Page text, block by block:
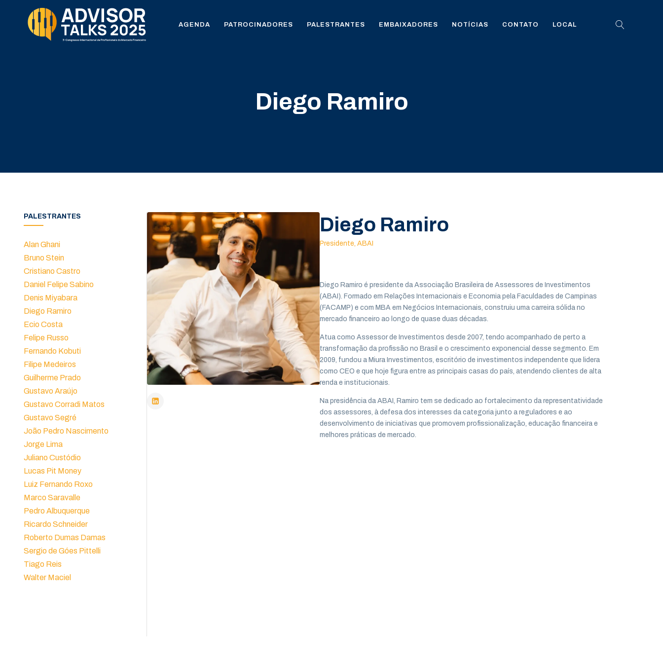
AGENDA PATROCINADORES PALESTRANTES EMBAIXADORES NOTÍCIAS CONTATO LOCAL
Diego Ramiro
PALESTRANTES
Alan Ghani
Bruno Stein
Cristiano Castro
Daniel Felipe Sabino
Denis Miyabara
Diego Ramiro
Ecio Costa
Felipe Russo
Fernando Kobuti
Filipe Medeiros
Guilherme Prado
Gustavo Araújo
Gustavo Corradi Matos
Gustavo Segré
João Pedro Nascimento
Jorge Lima
Juliano Custódio
Lucas Pit Money
Luiz Fernando Roxo
Marco Saravalle
Pedro Albuquerque
Ricardo Schneider
Roberto Dumas Damas
Sergio de Góes Pittelli
Tiago Reis
Walter Maciel
Diego Ramiro
Presidente, ABAI
Diego Ramiro é presidente da Associação Brasileira de Assessores de Investimentos
(ABAI). Formado em Relações Internacionais e Economia pela Faculdades de Campinas
(FACAMP) e com MBA em Negócios Internacionais, construiu uma carreira sólida no
mercado financeiro ao longo de quase duas décadas.
Atua como Assessor de Investimentos desde 2007, tendo acompanhado de perto a
transformação da profissão no Brasil e o crescimento exponencial desse segmento. Em
2009, fundou a Miura Investimentos, escritório de investimentos independente que lidera
como CEO e que hoje figura entre as principais casas do país, atendendo clientes de alta
renda e institucionais.
Na presidência da ABAI, Ramiro tem se dedicado ao fortalecimento da representatividade
dos assessores, à defesa dos interesses da categoria junto a reguladores e ao
desenvolvimento de iniciativas que promovem profissionalização, educação financeira e
melhores práticas de mercado.